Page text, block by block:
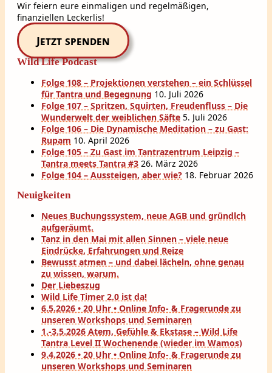
Wir feiern eure einmaligen und regelmäßigen,
finanziellen Leckerlis!
Jetzt spenden
Wild Life Podcast
Folge 108 – Projektionen verstehen – ein Schlüssel
für Tantra und Begegnung 10. Juli 2026
Folge 107 – Spritzen, Squirten, Freudenfluss – Die
Wunderwelt der weiblichen Säfte 5. Juli 2026
Folge 106 – Die Dynamische Meditation – zu Gast:
Rupam 10. April 2026
Folge 105 – Zu Gast im Tantrazentrum Leipzig –
Tantra meets Tantra #3 26. März 2026
Folge 104 – Aussteigen, aber wie? 18. Februar 2026
Neuigkeiten
Neues Buchungssystem, neue AGB und gründlch
aufgeräumt.
Tanz in den Mai mit allen Sinnen – viele neue
Eindrücke, Erfahrungen und Reize
Bewusst atmen – und dabei lächeln, ohne genau
zu wissen, warum.
Der Liebeszug
Wild Life Timer 2.0 ist da!
6.5.2026 • 20 Uhr • Online Info- & Fragerunde zu
unseren Workshops und Seminaren
1.-3.5.2026 Atem, Gefühle & Ekstase – Wild Life
Tantra Level II Wochenende (wieder im Wamos)
9.4.2026 • 20 Uhr • Online Info- & Fragerunde zu
unseren Workshops und Seminaren